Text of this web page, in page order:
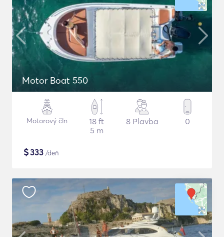
Motor Boat 550
Motorový čln
18 ft
5 m
8 Plavba 0
$333 /deň